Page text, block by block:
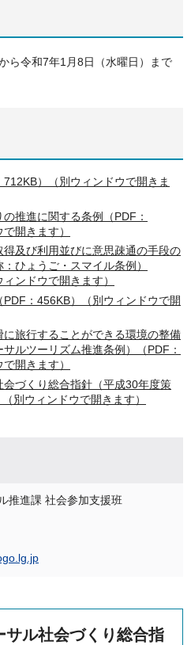
ら令和7年1月8日（水曜日）まで
）（別ウィンドウで開きま
推進に関する条例（PDF：
開きます）
及び利用並びに意思疎通の手段の
ひょうご・スマイル条例）
ンドウで開きます）
：456KB）（別ウィンドウで開
旅行することができる環境の整備
ルツーリズム推進条例）（PDF：
開きます）
づくり総合指針（平成30年度策
別ウィンドウで開きます）
推進課 社会参加支援班
サル社会づくり総合指